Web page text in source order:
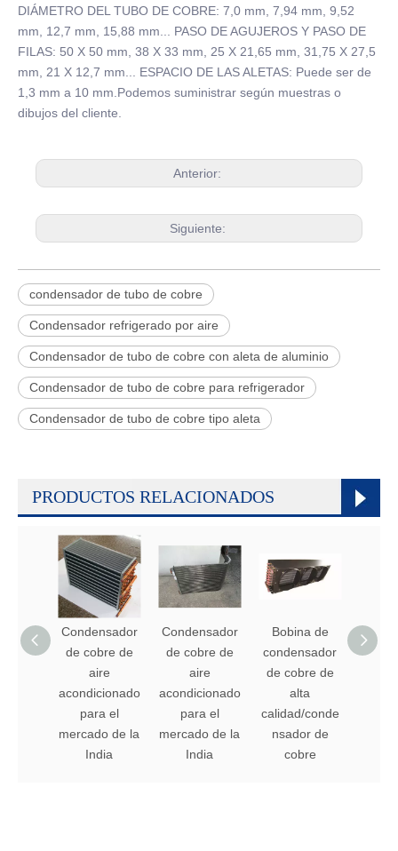
DIÁMETRO DEL TUBO DE COBRE: 7,0 mm, 7,94 mm, 9,52
mm, 12,7 mm, 15,88 mm... PASO DE AGUJEROS Y PASO DE
FILAS: 50 X 50 mm, 38 X 33 mm, 25 X 21,65 mm, 31,75 X 27,5
mm, 21 X 12,7 mm... ESPACIO DE LAS ALETAS: Puede ser de
1,3 mm a 10 mm.Podemos suministrar según muestras o
dibujos del cliente.
Anterior:
Siguiente:
condensador de tubo de cobre
Condensador refrigerado por aire
Condensador de tubo de cobre con aleta de aluminio
Condensador de tubo de cobre para refrigerador
Condensador de tubo de cobre tipo aleta
PRODUCTOS RELACIONADOS
Condensador
de cobre de
aire
acondicionado
para el
mercado de la
India
Condensador
de cobre de
aire
acondicionado
para el
mercado de la
India
Bobina de
condensador
de cobre de
alta
calidad/conde
nsador de
cobre